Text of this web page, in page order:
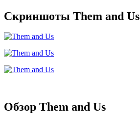
Скриншоты Them and Us
Обзор Them and Us